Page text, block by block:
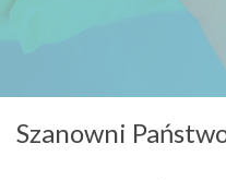
Szanowni